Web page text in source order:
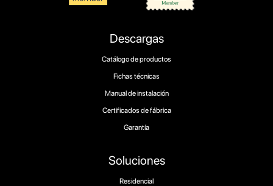
Soluciones
Residencial
Descargas
Catálogo de productos
Fichas técnicas
Manual de instalación
Certificados de fábrica
Garantía